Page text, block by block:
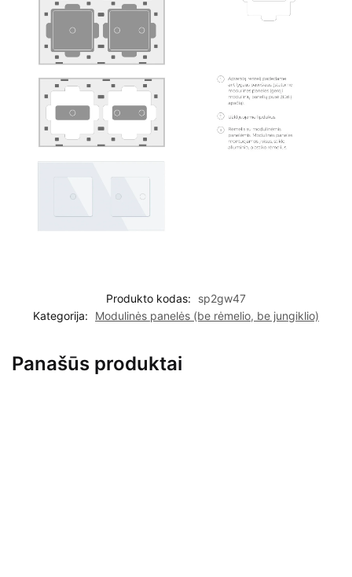
Produkto kodas:
sp2gw47
Kategorija:
Modulinės panelės (be rėmelio, be jungiklio)
Panašūs produktai